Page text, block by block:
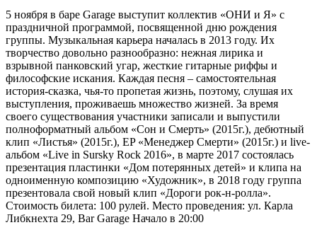
5 ноября в баре Garage выступит коллектив «ОНИ и Я» с
праздничной программой, посвященной дню рождения
группы. Музыкальная карьера началась в 2013 году. Их
творчество довольно разнообразно: нежная лирика и
взрывной панковский угар, жесткие гитарные риффы и
философские искания. Каждая песня – самостоятельная
история-сказка, чья-то пропетая жизнь, поэтому, слушая их
выступления, проживаешь множество жизней. За время
своего существования участники записали и выпустили
полноформатный альбом «Сон и Смерть» (2015г.), дебютный
клип «Листья» (2015г.), EP «Менеджер Смерти» (2015г.) и live-
альбом «Live in Sursky Rock 2016», в марте 2017 состоялась
презентация пластинки «Дом потерянных детей» и клипа на
одноименную композицию «Художник», в 2018 году группа
презентовала свой новый клип «Дороги рок-н-ролла».
Стоимость билета: 100 рулей. Место проведения: ул. Карла
Либкнехта 29, Bar Garage Начало в 20:00